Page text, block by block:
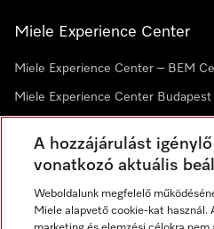
Miele Experience Center
Miele Experience Center – BEM
Miele Experience Center Budapest
Hírlevél
A hozzájárulást
vonatkozó aktuális
Weboldalunk megfelelő
Miele alapvető cookie-kat használ.